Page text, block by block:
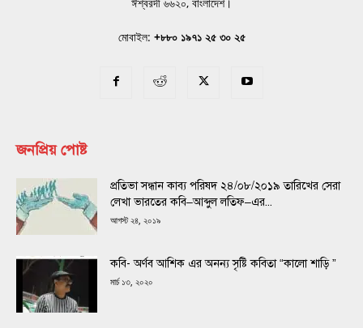
মোবাইল: +৮৮০ ১৯৭১ ২৫ ৩০ ২৫
জনপ্রিয় পোষ্ট
প্রতিভা সন্ধান কাব্য পরিষদ ২৪/০৮/২০১৯ তারিখের সেরা
লেখা ভারতের কবি–আব্দুল লতিফ–এর...
আগস্ট ২৪, ২০১৯
কবি- অর্ণব আশিক এর অনন্য সৃষ্টি কবিতা “কালো শাড়ি ”
মার্চ ১৩, ২০২০